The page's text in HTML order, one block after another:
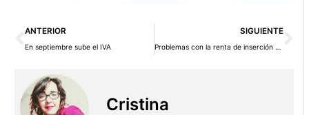
Ant
ANTERIOR
En septiembre sube el IVA
SIGUIENTE
Problemas con la renta de inserción para los parados de larga duración
Cristina